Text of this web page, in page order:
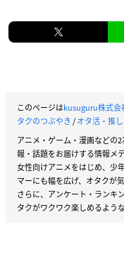
このページはkusuguru株式会
タクのつぶやき/オタ活・推
アニメ・ゲーム・漫画などの
報・話題をお届けする情報メ
女性向けアニメをはじめ、少
マーにも幅を広げ、オタクが
さらに、アンケート・ランキ
タクがワクワク楽しめるよう